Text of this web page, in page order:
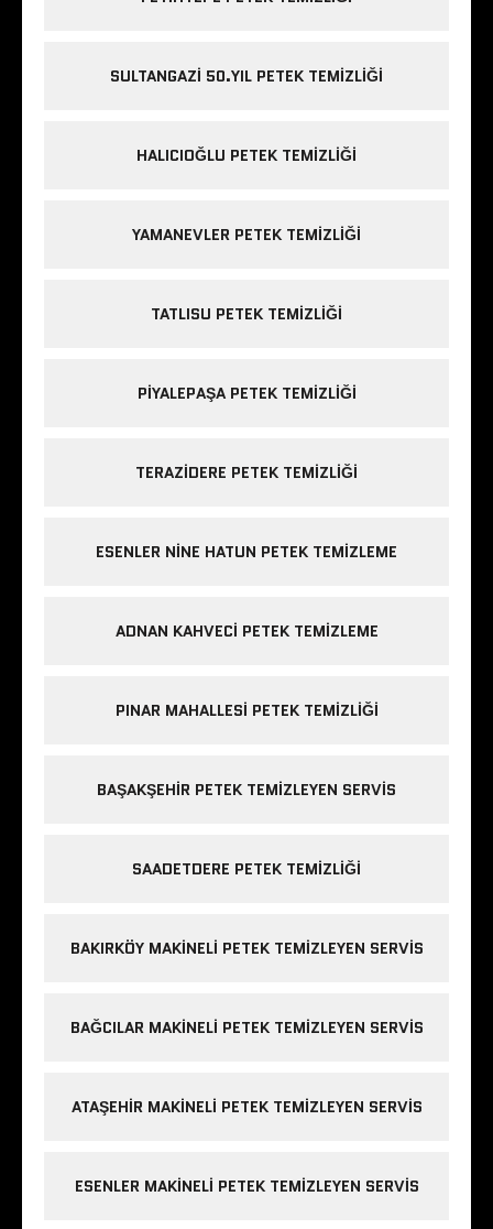
SULTANGAZI 50.YIL PETEK TEMIZLIĞI
HALICIOĞLU PETEK TEMIZLIĞI
YAMANEVLER PETEK TEMIZLIĞI
TATLISU PETEK TEMIZLIĞI
PIYALEPAŞA PETEK TEMIZLIĞI
TERAZIDERE PETEK TEMIZLIĞI
ESENLER NINE HATUN PETEK TEMIZLEME
ADNAN KAHVECI PETEK TEMIZLEME
PINAR MAHALLESI PETEK TEMIZLIĞI
BAŞAKŞEHIR PETEK TEMIZLEYEN SERVIS
SAADETDERE PETEK TEMIZLIĞI
BAKIRKÖY MAKINELI PETEK TEMIZLEYEN SERVIS
BAĞCILAR MAKINELI PETEK TEMIZLEYEN SERVIS
ATAŞEHIR MAKINELI PETEK TEMIZLEYEN SERVIS
ESENLER MAKINELI PETEK TEMIZLEYEN SERVIS